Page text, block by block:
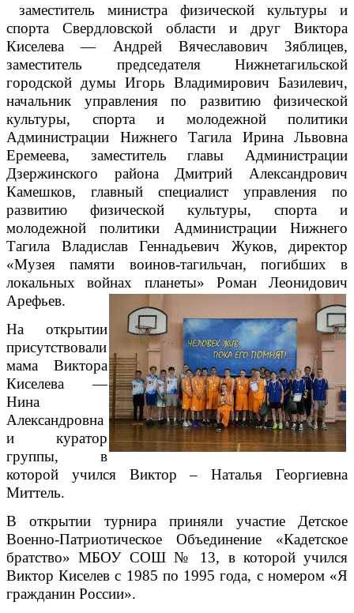
заместитель министра физической культуры и
спорта Свердловской области и друг Виктора
Киселева — Андрей Вячеславович Зяблицев,
заместитель председателя Нижнетагильской
городской думы Игорь Владимирович Базилевич,
начальник управления по развитию физической
культуры, спорта и молодежной политики
Администрации Нижнего Тагила Ирина Львовна
Еремеева, заместитель главы Администрации
Дзержинского района Дмитрий Александрович
Камешков, главный специалист управления по
развитию физической культуры, спорта и
молодежной политики Администрации Нижнего
Тагила Владислав Геннадьевич Жуков, директор
«Музея памяти воинов-тагильчан, погибших в
локальных войнах планеты» Роман Леонидович
Арефьев.
На открытии
присутствовали
мама Виктора
Киселева —
Нина
Александровна
и куратор
группы, в
которой учился Виктор – Наталья Георгиевна
Миттель.
В открытии турнира приняли участие Детское
Военно-Патриотическое Объединение «Кадетское
братство» МБОУ СОШ № 13, в которой учился
Виктор Киселев с 1985 по 1995 года, с номером «Я
гражданин России».